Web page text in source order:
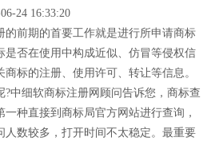
24 16:33:20
前期的首要工作就是进行所申请商标
是否在使用中构成近似、仿冒等侵权信
标的注册、使用许可、转让等信息。
?中细软商标注册网顾问告诉您，商标查
种直接到商标局官方网站进行查询，
人数较多，打开时间不太稳定。最重要